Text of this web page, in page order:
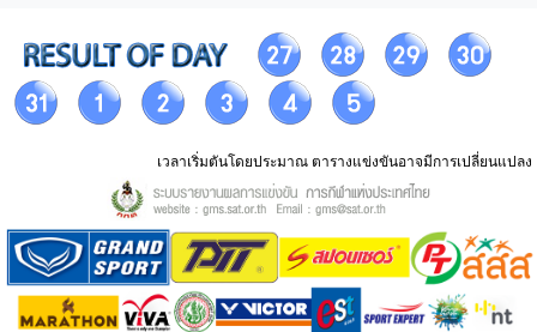
เวลาเริ่มตันโดยประมาณ ตารางแข่งขันอาจมีการเปลี่ยนแปลง